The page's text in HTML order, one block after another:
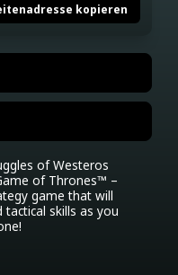
kopieren
of Westeros
of Thrones™ –
game that will
skills as you